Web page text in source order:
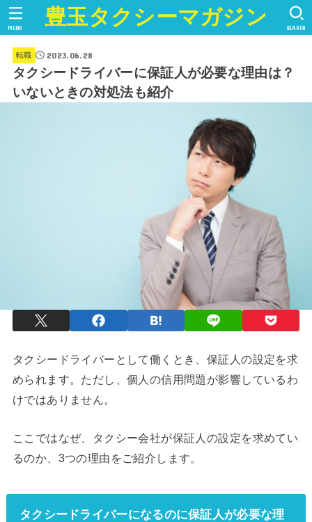
豊玉タクシーマガジン SEARCH
MENU
転職 2023.06.28
タクシードライバーに保証人が必要な理由は？
いないときの対処法も紹介
タクシードライバーとして働くとき、保証人の設定を求
められます。ただし、個人の信用問題が影響しているわ
けではありません。
ここではなぜ、タクシー会社が保証人の設定を求めてい
るのか、3つの理由をご紹介します。
タクシードライバーになるのに保証人が必要な理